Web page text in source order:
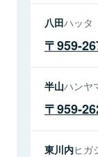
八田ハッタ
959-
半山ハンヤ
959-
東川内ヒガ